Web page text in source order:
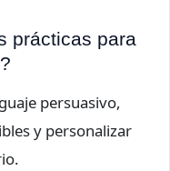
prácticas para
persuasivo,
y personalizar